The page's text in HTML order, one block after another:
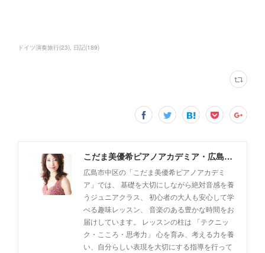
ドイツ演奏旅行(23) 日記(189)
こだま美優希ピアノアカデミア・広島市中区
広島市中区の「こだま美優希ピアノアカデミ
ア」では、 基礎を大切にしながら絶対音感を養
うジュニアクラス、 初心者の大人も安心して学
べる趣味レッスン、 音楽のある豊かな時間をお
届けしています。 レッスンの柱は 「テクニッ
ク・こころ・思考力」 心を育み、考える力を養
い、自分らしい表現を大切にする指導を行って